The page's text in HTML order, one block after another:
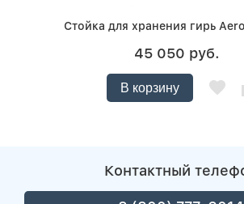
Стойка для хранения гирь
45 050 руб.
В корзину
Контактный